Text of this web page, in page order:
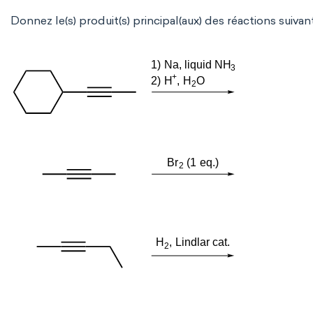
Donnez le(s) produit(s) principal(aux) des réactions